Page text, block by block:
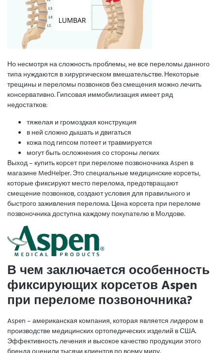
Но несмотря на сложность проблемы, не все переломы данного
типа нуждаются в хирургическом вмешательстве. Некоторые
трещины и переломы позвонков без смещения можно лечить
консервативно. Гипсовая иммобилизация имеет ряд
недостатков:
тяжелая и громоздкая конструкция
в ней сложно дышать и двигаться
кожа под гипсом потеет и травмируется
могут быть осложнения со стороны легких
Выход – купить корсет при переломе позвоночника Aspen в
магазине MedHelper. Это специальные медицинские корсеты,
которые фиксируют место перелома, предотвращают
смещение позвонков, создают условия для правильного и
быстрого заживления перелома. Цена корсета при переломе
позвоночника доступна каждому покупателю в Молдове.
В чем заключается особенность
фиксирующих корсетов Aspen
при переломе позвоночника?
Aspen – американская компания, которая является лидером в
производстве медицинских ортопедических изделий в США.
Эффективность лечения и высокое качество продукции этого